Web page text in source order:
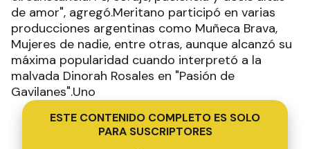
de amor", agregó.Meritano participó en varias
producciones argentinas como Muñeca Brava,
Mujeres de nadie, entre otras, aunque alcanzó su
máxima popularidad cuando interpretó a la
malvada Dinorah Rosales en "Pasión de
Gavilanes".Uno
ESTE CONTENIDO COMPLETO ES SOLO
PARA SUSCRIPTORES